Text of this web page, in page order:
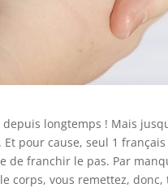
longtemps ! Mais
pour cause, seul 1
de franchir le pas. Par
corps, vous remettez,